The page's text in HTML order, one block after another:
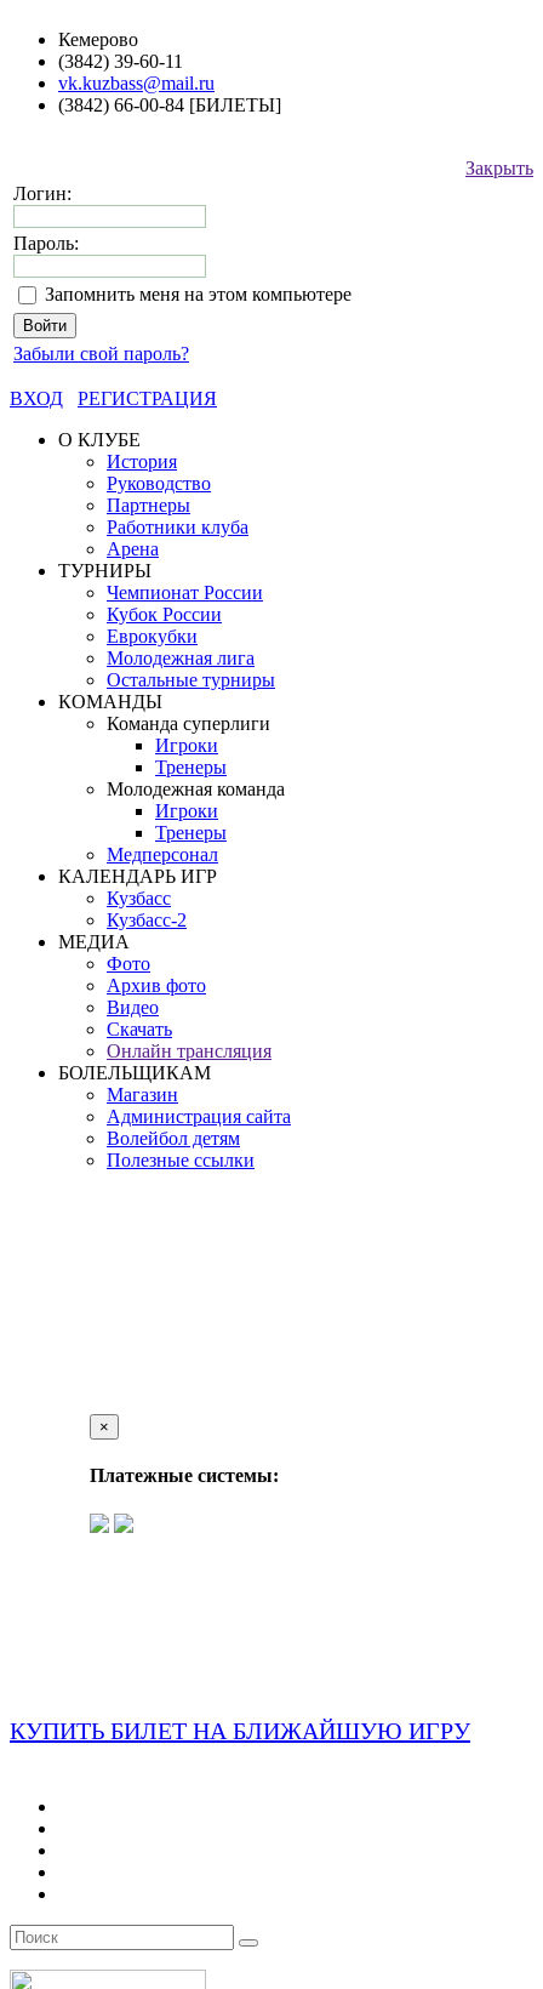
Кемерово
(3842) 39-60-11
vk.kuzbass@mail.ru
(3842) 66-00-84 [БИЛЕТЫ]
Закрыть
Логин:
Пароль:
Запомнить меня на этом компьютере
Забыли свой пароль?
ВХОД
РЕГИСТРАЦИЯ
О КЛУБЕ
История
Руководство
Партнеры
Работники клуба
Арена
ТУРНИРЫ
Чемпионат России
Кубок России
Еврокубки
Молодежная лига
Остальные турниры
КОМАНДЫ
Команда суперлиги
Игроки
Тренеры
Молодежная команда
Игроки
Тренеры
Медперсонал
КАЛЕНДАРЬ ИГР
Кузбасс
Кузбасс-2
МЕДИА
Фото
Архив фото
Видео
Скачать
Онлайн трансляция
БОЛЕЛЬЩИКАМ
Магазин
Администрация сайта
Волейбол детям
Полезные ссылки
×
Платежные системы:
КУПИТЬ БИЛЕТ НА БЛИЖАЙШУЮ ИГРУ